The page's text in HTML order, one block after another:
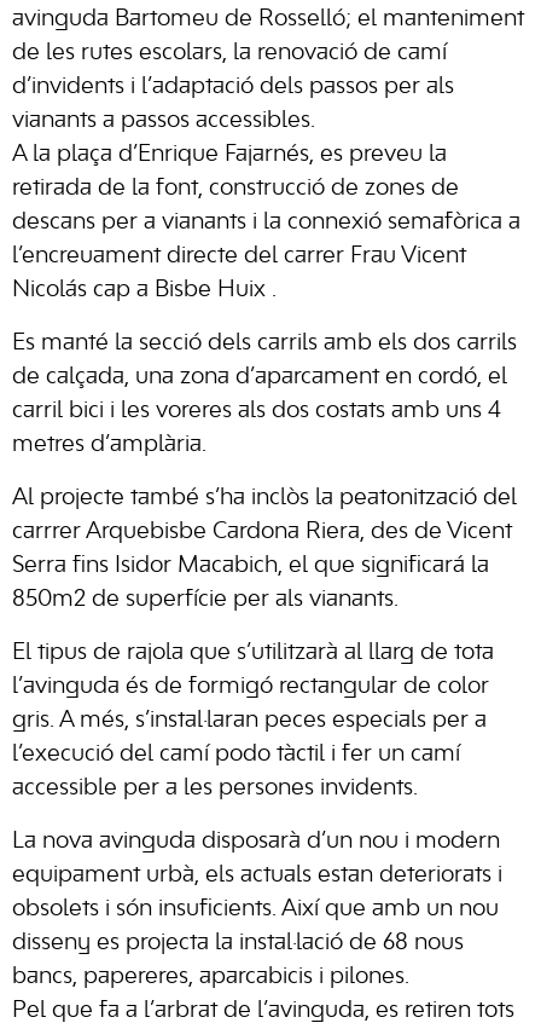
avinguda Bartomeu de Rosselló; el manteniment
de les rutes escolars, la renovació de camí
d’invidents i l’adaptació dels passos per als
vianants a passos accessibles.
A la plaça d’Enrique Fajarnés, es preveu la
retirada de la font, construcció de zones de
descans per a vianants i la connexió semafòrica a
l’encreuament directe del carrer Frau Vicent
Nicolás cap a Bisbe Huix .
Es manté la secció dels carrils amb els dos carrils
de calçada, una zona d’aparcament en cordó, el
carril bici i les voreres als dos costats amb uns 4
metres d’amplària.
Al projecte també s’ha inclòs la peatonització del
carrrer Arquebisbe Cardona Riera, des de Vicent
Serra fins Isidor Macabich, el que significará la
850m2 de superfície per als vianants.
El tipus de rajola que s’utilitzarà al llarg de tota
l’avinguda és de formigó rectangular de color
gris. A més, s’instal·laran peces especials per a
l’execució del camí podo tàctil i fer un camí
accessible per a les persones invidents.
La nova avinguda disposarà d’un nou i modern
equipament urbà, els actuals estan deteriorats i
obsolets i són insuficients. Així que amb un nou
disseny es projecta la instal·lació de 68 nous
bancs, papereres, aparcabicis i pilones.
Pel que fa a l’arbrat de l’avinguda, es retiren tots